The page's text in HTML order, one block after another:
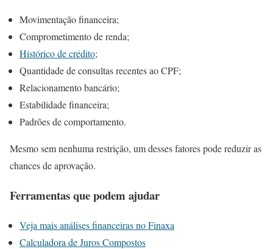
Movimentação financeira;
Comprometimento de renda;
Histórico de crédito;
Quantidade de consultas recentes ao CPF;
Relacionamento bancário;
Estabilidade financeira;
Padrões de comportamento.
Mesmo sem nenhuma restrição, um desses fatores pode reduzir as
chances de aprovação.
Ferramentas que podem ajudar
Veja mais análises financeiras no Finaxa
Calculadora de Juros Compostos